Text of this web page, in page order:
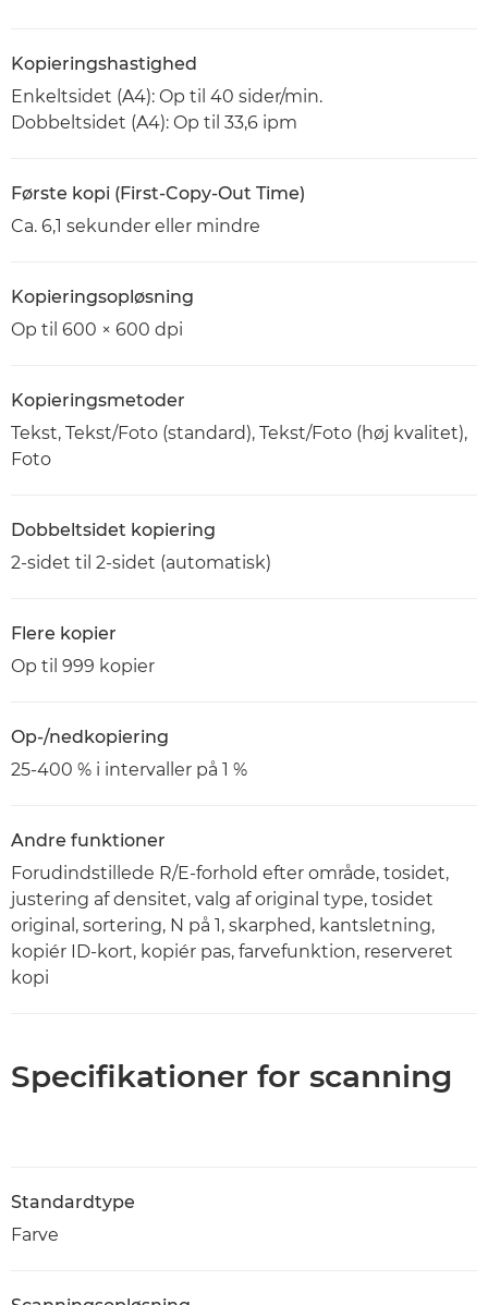
Kopieringshastighed
Enkeltsidet (A4): Op til 40 sider/min.
Dobbeltsidet (A4): Op til 33,6 ipm
Første kopi (First-Copy-Out Time)
Ca. 6,1 sekunder eller mindre
Kopieringsopløsning
Op til 600 × 600 dpi
Kopieringsmetoder
Tekst, Tekst/Foto (standard), Tekst/Foto (høj kvalitet),
Foto
Dobbeltsidet kopiering
2-sidet til 2-sidet (automatisk)
Flere kopier
Op til 999 kopier
Op-/nedkopiering
25-400 % i intervaller på 1 %
Andre funktioner
Forudindstillede R/E-forhold efter område, tosidet,
justering af densitet, valg af original type, tosidet
original, sortering, N på 1, skarphed, kantsletning,
kopiér ID-kort, kopiér pas, farvefunktion, reserveret
kopi
Specifikationer for scanning
Standardtype
Farve